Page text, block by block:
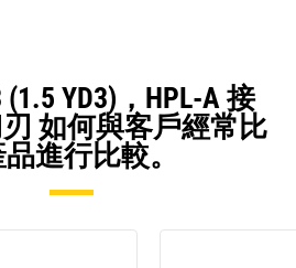
YD3)，HPL-A 接
如何與客戶經常比
進行比較。